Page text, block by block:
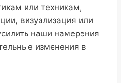
или техникам,
визуализация или
наши намерения
изменения в